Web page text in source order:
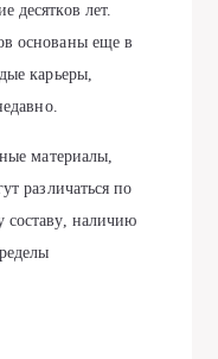
десятков лет.
основаны еще в
карьеры,
материалы,
различаться по
составу, наличию